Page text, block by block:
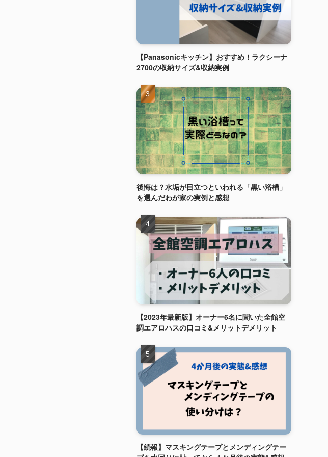
【Panasonicキッチン】おすすめ！ラクシーナ
2700の収納サイズ&収納実例
後悔は？水垢が目立つといわれる「黒い浴槽」
を選んだわが家の実例と感想
【2023年最新版】オーナー6名に聞いた全館空
調エアロハスの口コミ&メリットデメリット
【続報】マスキングテープとメンディングテー